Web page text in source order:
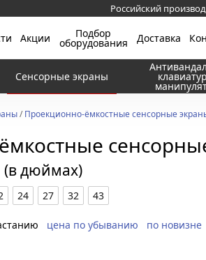
Российский
Акции Подбор
оборудования Доставка
Сенсорные экраны
/Проекционно-ёмкостные сенсорные
(в дюймах)
24 27 32 43
цена по убыванию по новизне